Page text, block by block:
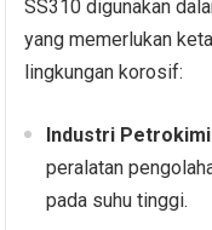
SS310 digunakan
yang memerlukan
lingkungan korosif:
Industri
peralatan
pada suhu tinggi.